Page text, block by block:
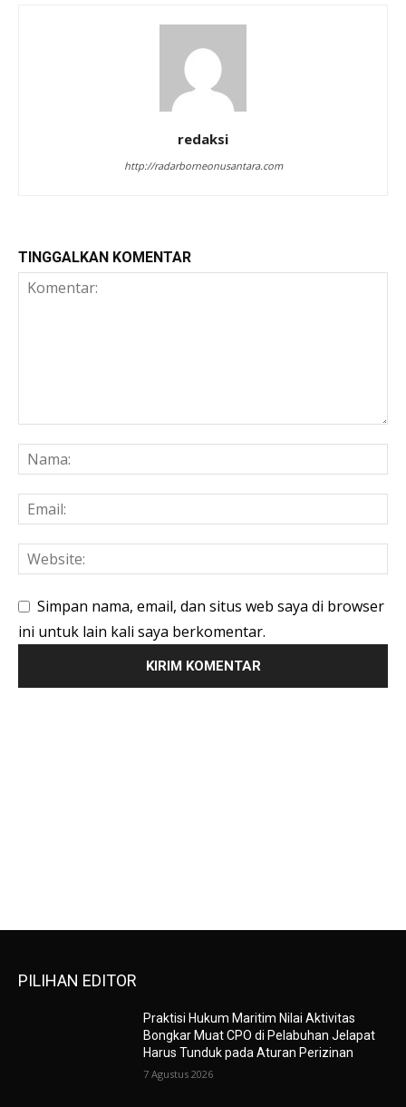
redaksi
http://radarborneonusantara.com
TINGGALKAN KOMENTAR
Simpan nama, email, dan situs web saya di browser
ini untuk lain kali saya berkomentar.
PILIHAN EDITOR
Praktisi Hukum Maritim Nilai Aktivitas
Bongkar Muat CPO di Pelabuhan Jelapat
Harus Tunduk pada Aturan Perizinan
7 Agustus 2026